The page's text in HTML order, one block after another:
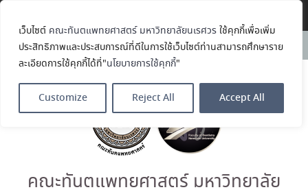
เว็บไซต์ คณะทันตแพทยศาสตร์ มหาวิทยาลัยนเรศวร ใช้คุกกี้เพื่อเพิ่ม
ประสิทธิภาพและประสบการณ์ที่ดีในการใช้เว็บไซต์ท่านสามารถศึกษาราย
ละเอียดการใช้คุกกี้ได้ที่"นโยบายการใช้คุกกี้"
Customize Reject All Accept All
News:
คณะทันตแพทยศาสตร์
มหาวิทยาลัยนเรศวร ร่วมออกบูธ
ประชาสัมพันธ์ หลักสูตรทันตแพทย
ประกาศนียบัตรผู้ช่วยทันตแพทย์
ในโครงการ Open House 2026
ตน ค้นหาตัวเอง
ประกาศคณะทันตแพทยศาสตร์
มหาวิทยาลัยนเรศวร เรื่อง ผู้ผ่าน
การสอบแข่งขันเข้าเป็นพนักงาน
ราชการ (เงินรายได้) ตำแหน่ง ผู้
คณะทันตแพทยศาสตร์ มหาวิทยาลัย